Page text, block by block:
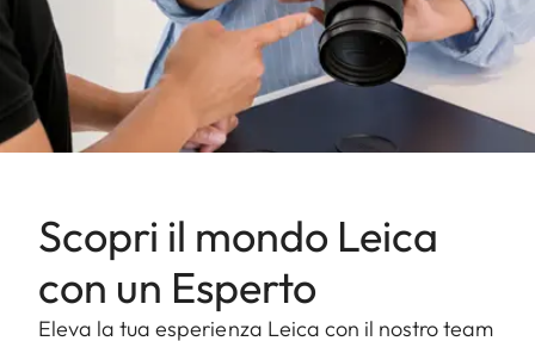
Scopri il mondo Leica
con un Esperto
Eleva la tua esperienza Leica con il nostro team